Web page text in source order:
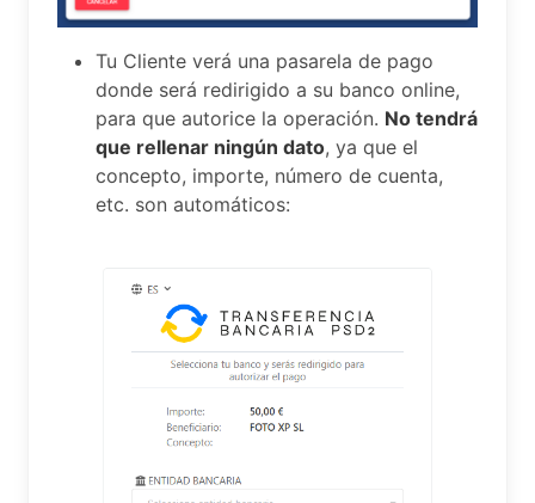
Tu Cliente verá una pasarela de pago
donde será redirigido a su banco online,
para que autorice la operación. No tendrá
que rellenar ningún dato, ya que el
concepto, importe, número de cuenta,
etc. son automáticos: